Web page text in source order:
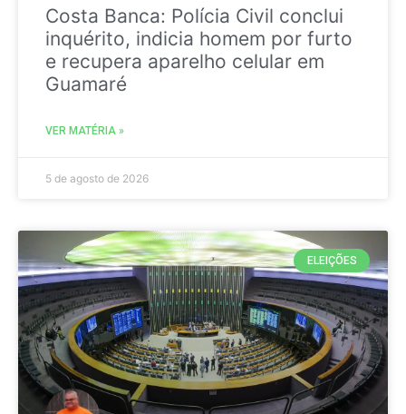
Costa Banca: Polícia Civil conclui
inquérito, indicia homem por furto
e recupera aparelho celular em
Guamaré
VER MATÉRIA »
5 de agosto de 2026
ELEIÇÕES